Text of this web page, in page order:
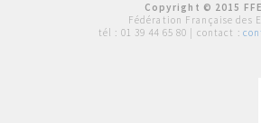
Copyright © 2015
Fédération Française des
tél : 01 39 44 65 80 | contact :